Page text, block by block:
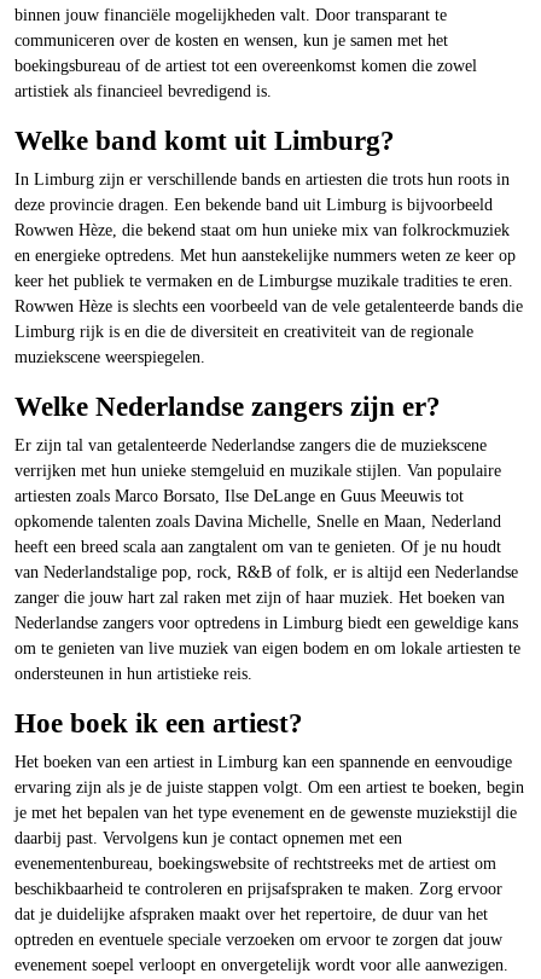
binnen jouw financiële mogelijkheden valt. Door transparant te
communiceren over de kosten en wensen, kun je samen met het
boekingsbureau of de artiest tot een overeenkomst komen die zowel
artistiek als financieel bevredigend is.
Welke band komt uit Limburg?
In Limburg zijn er verschillende bands en artiesten die trots hun roots in
deze provincie dragen. Een bekende band uit Limburg is bijvoorbeeld
Rowwen Hèze, die bekend staat om hun unieke mix van folkrockmuziek
en energieke optredens. Met hun aanstekelijke nummers weten ze keer op
keer het publiek te vermaken en de Limburgse muzikale tradities te eren.
Rowwen Hèze is slechts een voorbeeld van de vele getalenteerde bands die
Limburg rijk is en die de diversiteit en creativiteit van de regionale
muziekscene weerspiegelen.
Welke Nederlandse zangers zijn er?
Er zijn tal van getalenteerde Nederlandse zangers die de muziekscene
verrijken met hun unieke stemgeluid en muzikale stijlen. Van populaire
artiesten zoals Marco Borsato, Ilse DeLange en Guus Meeuwis tot
opkomende talenten zoals Davina Michelle, Snelle en Maan, Nederland
heeft een breed scala aan zangtalent om van te genieten. Of je nu houdt
van Nederlandstalige pop, rock, R&B of folk, er is altijd een Nederlandse
zanger die jouw hart zal raken met zijn of haar muziek. Het boeken van
Nederlandse zangers voor optredens in Limburg biedt een geweldige kans
om te genieten van live muziek van eigen bodem en om lokale artiesten te
ondersteunen in hun artistieke reis.
Hoe boek ik een artiest?
Het boeken van een artiest in Limburg kan een spannende en eenvoudige
ervaring zijn als je de juiste stappen volgt. Om een artiest te boeken, begin
je met het bepalen van het type evenement en de gewenste muziekstijl die
daarbij past. Vervolgens kun je contact opnemen met een
evenementenbureau, boekingswebsite of rechtstreeks met de artiest om
beschikbaarheid te controleren en prijsafspraken te maken. Zorg ervoor
dat je duidelijke afspraken maakt over het repertoire, de duur van het
optreden en eventuele speciale verzoeken om ervoor te zorgen dat jouw
evenement soepel verloopt en onvergetelijk wordt voor alle aanwezigen.